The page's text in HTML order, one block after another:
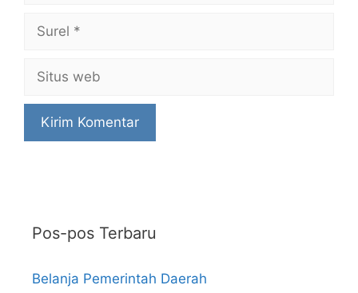
web
Pos-pos Terbaru
Belanja Pemerintah Daerah